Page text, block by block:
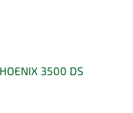
3500 DS